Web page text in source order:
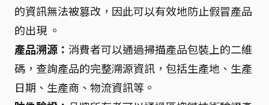
的資訊無法被篡改，因此可以有效地防止假冒產品
的出現 。
產品溯源： 消費者可以通過掃描產品包裝上的二維
碼，查詢產品的完整溯源資訊，包括生產地、生產
日期、生產商、物流資訊等。